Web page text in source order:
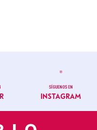
SÍGUENOS EN
INSTAGRAM